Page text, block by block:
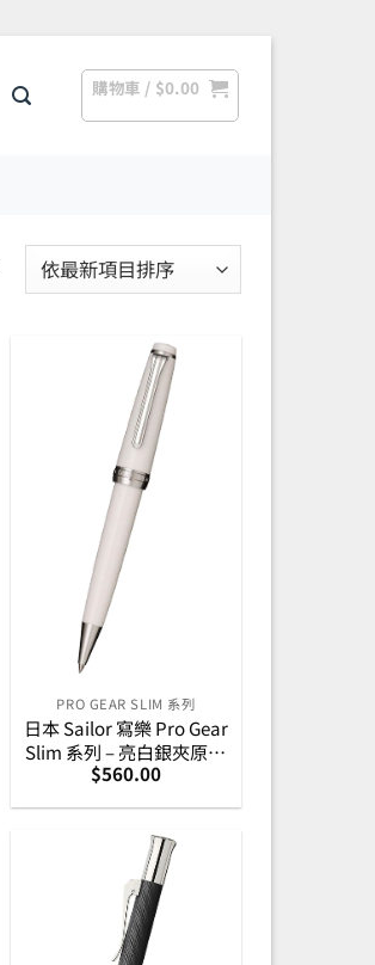
購物車 / $0.00
PRO GEAR SLIM 系列
日本 Sailor 寫樂 Pro Gear
Slim 系列 – 亮白銀夾原子
筆 (16-0707-210)
$560.00